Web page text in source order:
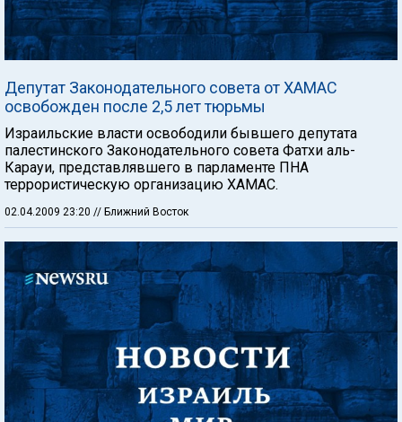
Депутат Законодательного совета от ХАМАС
освобожден после 2,5 лет тюрьмы
Израильские власти освободили бывшего депутата
палестинского Законодательного совета Фатхи аль-
Карауи, представлявшего в парламенте ПНА
террористическую организацию ХАМАС.
02.04.2009 23:20 // Ближний Восток